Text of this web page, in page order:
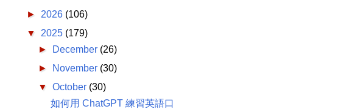
► 2026 (106)
▼ 2025 (179)
►
December (26)
►
November (30)
▼October (30)
如何用 ChatGPT 練習英語口